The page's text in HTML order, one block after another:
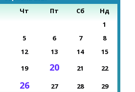
Чт Пт Сб
Нд
1
5 6 7
8
12 13 14
15
19 20 21 22
26 27 28
29